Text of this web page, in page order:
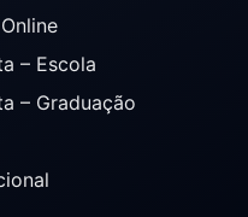
– Escola
– Graduação